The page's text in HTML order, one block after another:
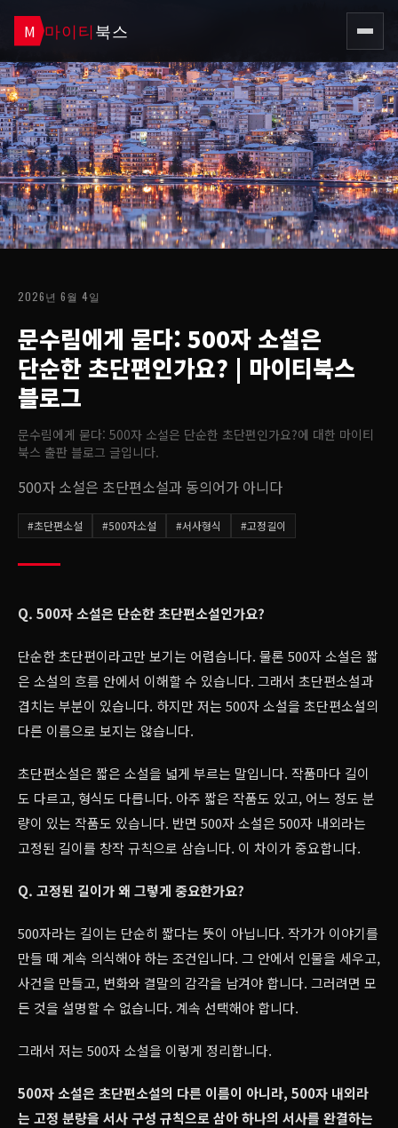
M 마이티북스
2026년 6월 4일
문수림에게 묻다: 500자 소설은
단순한 초단편인가요? | 마이티북스
블로그
문수림에게 묻다: 500자 소설은 단순한 초단편인가요?에 대한 마이티
북스 출판 블로그 글입니다.
500자 소설은 초단편소설과 동의어가 아니다
#초단편소설 #500자소설 #서사형식 #고정길이
Q. 500자 소설은 단순한 초단편소설인가요?
단순한 초단편이라고만 보기는 어렵습니다. 물론 500자 소설은 짧
은 소설의 흐름 안에서 이해할 수 있습니다. 그래서 초단편소설과
겹치는 부분이 있습니다. 하지만 저는 500자 소설을 초단편소설의
다른 이름으로 보지는 않습니다.
초단편소설은 짧은 소설을 넓게 부르는 말입니다. 작품마다 길이
도 다르고, 형식도 다릅니다. 아주 짧은 작품도 있고, 어느 정도 분
량이 있는 작품도 있습니다. 반면 500자 소설은 500자 내외라는
고정된 길이를 창작 규칙으로 삼습니다. 이 차이가 중요합니다.
Q. 고정된 길이가 왜 그렇게 중요한가요?
500자라는 길이는 단순히 짧다는 뜻이 아닙니다. 작가가 이야기를
만들 때 계속 의식해야 하는 조건입니다. 그 안에서 인물을 세우고,
사건을 만들고, 변화와 결말의 감각을 남겨야 합니다. 그러려면 모
든 것을 설명할 수 없습니다. 계속 선택해야 합니다.
그래서 저는 500자 소설을 이렇게 정리합니다.
500자 소설은 초단편소설의 다른 이름이 아니라, 500자 내외라
는 고정 분량을 서사 구성 규칙으로 삼아 하나의 서사를 완결하는